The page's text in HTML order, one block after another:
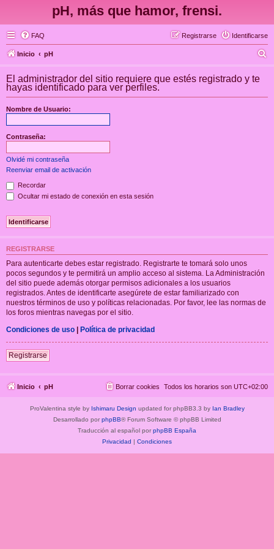
pH, más que hamor, frensi.
FAQ Identificarse
Registrarse
Inicio pH
c
El administrador del sitio requiere que estés registrado y te
hayas identificado para ver perfiles.
Nombre de Usuario:
Contraseña:
Olvidé mi contraseña
Reenviar email de activación
Recordar
Ocultar mi estado de conexión en esta sesión
REGISTRARSE
Para autenticarte debes estar registrado. Registrarte te tomará solo unos
pocos segundos y te permitirá un amplio acceso al sistema. La Administración
del sitio puede además otorgar permisos adicionales a los usuarios
registrados. Antes de identificarte asegúrete de estar familiarizado con
nuestros términos de uso y políticas relacionadas. Por favor, lee las normas de
los foros mientras navegas por el sitio.
Condiciones de uso | Política de privacidad
Registrarse
Inicio pH Todos los horarios son UTC+02:00
Borrar cookies
ProValentina style by Ishimaru Design updated for phpBB3.3 by Ian Bradley
Desarrollado por phpBB® Forum Software © phpBB Limited
Traducción al español por phpBB España
Privacidad | Condiciones